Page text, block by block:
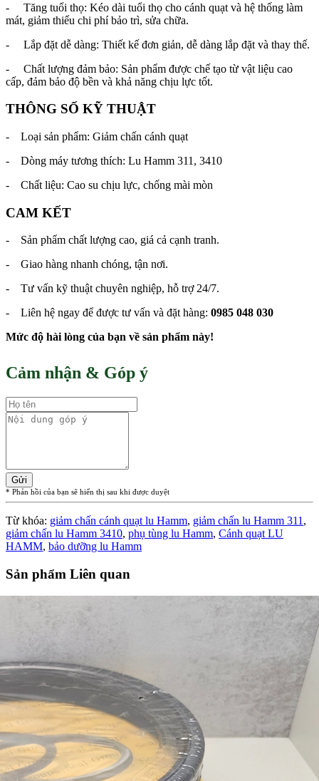
- Tăng tuổi thọ: Kéo dài tuổi thọ cho cánh quạt và hệ thống làm
mát, giảm thiểu chi phí bảo trì, sửa chữa.
- Lắp đặt dễ dàng: Thiết kế đơn giản, dễ dàng lắp đặt và thay thế.
- Chất lượng đảm bảo: Sản phẩm được chế tạo từ vật liệu cao
cấp, đảm bảo độ bền và khả năng chịu lực tốt.
THÔNG SỐ KỸ THUẬT
- Loại sản phẩm: Giảm chấn cánh quạt
- Dòng máy tương thích: Lu Hamm 311, 3410
- Chất liệu: Cao su chịu lực, chống mài mòn
CAM KẾT
- Sản phẩm chất lượng cao, giá cả cạnh tranh.
- Giao hàng nhanh chóng, tận nơi.
- Tư vấn kỹ thuật chuyên nghiệp, hỗ trợ 24/7.
- Liên hệ ngay để được tư vấn và đặt hàng: 0985 048 030
Mức độ hài lòng của bạn về sản phẩm này!
Cảm nhận & Góp ý
Gửi
* Phản hồi của bạn sẽ hiển thị sau khi được duyệt
Từ khóa: giảm chấn cánh quạt lu Hamm, giảm chấn lu Hamm 311 ,
giảm chấn lu Hamm 3410, phụ tùng lu Hamm, Cánh quạt LU
HAMM, bảo dưỡng lu Hamm
Sản phẩm Liên quan